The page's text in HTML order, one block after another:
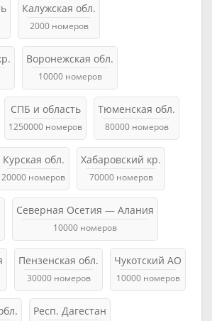
Калужская обл.
2000 номеров
Воронежская обл.
10000 номеров
СПБ и область
1250000 номеров
Тюменская обл.
80000 номеров
Курская обл.
20000 номеров
Хабаровский кр.
70000 номеров
Северная Осетия — Алания
10000 номеров
Пензенская обл.
30000 номеров
Чукотский АО
10000 номеров
Респ. Дагестан